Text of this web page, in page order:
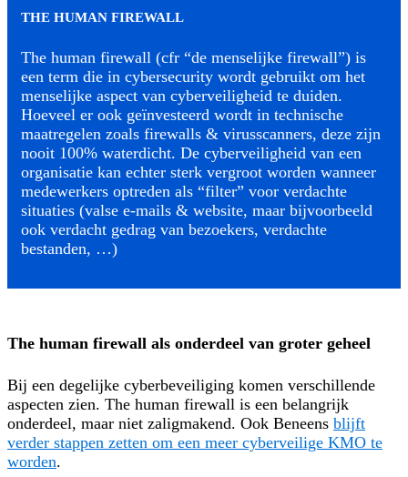
THE HUMAN FIREWALL
The human firewall (cfr “de menselijke firewall”) is
een term die in cybersecurity wordt gebruikt om het
menselijke aspect van cyberveiligheid te duiden.
Hoeveel er ook geïnvesteerd wordt in technische
maatregelen zoals firewalls & virusscanners, deze zijn
nooit 100% waterdicht. De cyberveiligheid van een
organisatie kan echter sterk vergroot worden wanneer
medewerkers optreden als “filter” voor verdachte
situaties (valse e-mails & website, maar bijvoorbeeld
ook verdacht gedrag van bezoekers, verdachte
bestanden, …)
The human firewall als onderdeel van groter geheel
Bij een degelijke cyberbeveiliging komen verschillende
aspecten zien. The human firewall is een belangrijk
onderdeel, maar niet zaligmakend. Ook Beneens blijft
verder stappen zetten om een meer cyberveilige KMO te
worden.